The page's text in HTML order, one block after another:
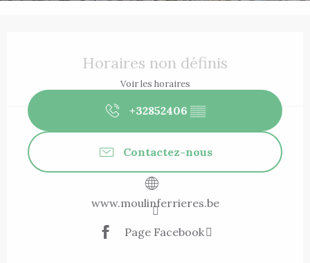
Horaires non définis
Voir les horaires
+32852406 ▒▒
Contactez-nous
www.moulinferrieres.be
Page Facebook